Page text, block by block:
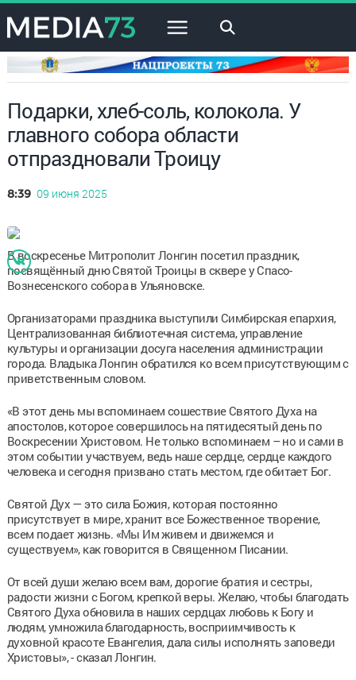
×
Подарки, хлеб-соль, колокола. У
главного собора области
отпраздновали Троицу
8:39 09 июня 2025
В воскресенье Митрополит Лонгин посетил праздник,
посвящённый дню Святой Троицы в сквере у Спасо-
Вознесенского собора в Ульяновске.
Организаторами праздника выступили Симбирская епархия,
Централизованная библиотечная система, управление
культуры и организации досуга населения администрации
города. Владыка Лонгин обратился ко всем присутствующим с
приветственным словом.
«В этот день мы вспоминаем сошествие Святого Духа на
апостолов, которое совершилось на пятидесятый день по
Воскресении Христовом. Не только вспоминаем – но и сами в
этом событии участвуем, ведь наше сердце, сердце каждого
человека и сегодня призвано стать местом, где обитает Бог.
Святой Дух — это сила Божия, которая постоянно
присутствует в мире, хранит все Божественное творение,
всем подает жизнь. «Мы Им живем и движемся и
существуем», как говорится в Священном Писании.
От всей души желаю всем вам, дорогие братия и сестры,
радости жизни с Богом, крепкой веры. Желаю, чтобы благодать
Святого Духа обновила в наших сердцах любовь к Богу и
людям, умножила благодарность, восприимчивость к
духовной красоте Евангелия, дала силы исполнять заповеди
Христовы», - сказал Лонгин.